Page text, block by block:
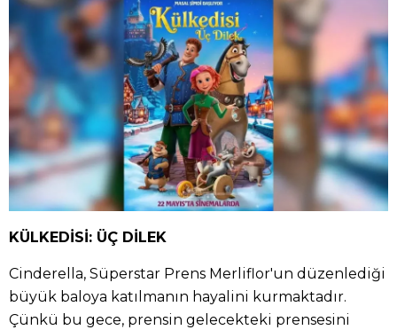
KÜLKEDİSİ: ÜÇ DİLEK
Cinderella, Süperstar Prens Merliflor'un düzenlediği
büyük baloya katılmanın hayalini kurmaktadır.
Çünkü bu gece, prensin gelecekteki prensesini